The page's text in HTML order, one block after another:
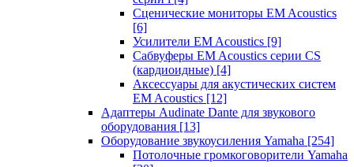
Сценические мониторы EM Acoustics
[6]
Усилители EM Acoustics [9]
Сабвуферы EM Acoustics серии CS
(кардиоидные) [4]
Аксессуары для акустических систем
EM Acoustics [12]
Адаптеры Audinate Dante для звукового
оборудования [13]
Оборудование звукоусиления Yamaha [254]
Потолочные громкоговорители Yamaha